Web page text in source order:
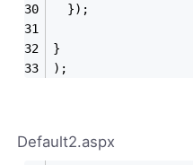
  });
}
);
Default2.aspx